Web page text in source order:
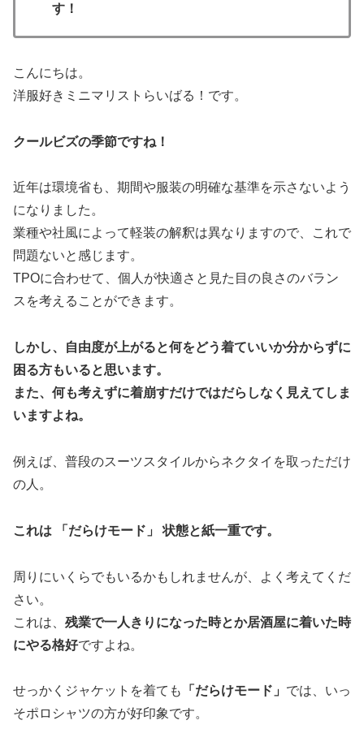
す！
こんにちは。
洋服好きミニマリストらいばる！です。
クールビズの季節ですね！
近年は環境省も、期間や服装の明確な基準を示さないよう
になりました。
業種や社風によって軽装の解釈は異なりますので、これで
問題ないと感じます。
TPOに合わせて、個人が快適さと見た目の良さのバラン
スを考えることができます。
しかし、自由度が上がると何をどう着ていいか分からずに
困る方もいると思います。
また、何も考えずに着崩すだけではだらしなく見えてしま
いますよね。
例えば、普段のスーツスタイルからネクタイを取っただけ
の人。
これは 「だらけモード」 状態と紙一重です。
周りにいくらでもいるかもしれませんが、よく考えてくだ
さい。
これは、 残業で一人きりになった時とか居酒屋に着いた時
にやる格好ですよね。
せっかくジャケットを着ても 「だらけモード」 では、いっ
そポロシャツの方が好印象です。